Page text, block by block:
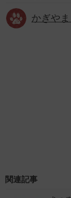
かぎや
関連記事